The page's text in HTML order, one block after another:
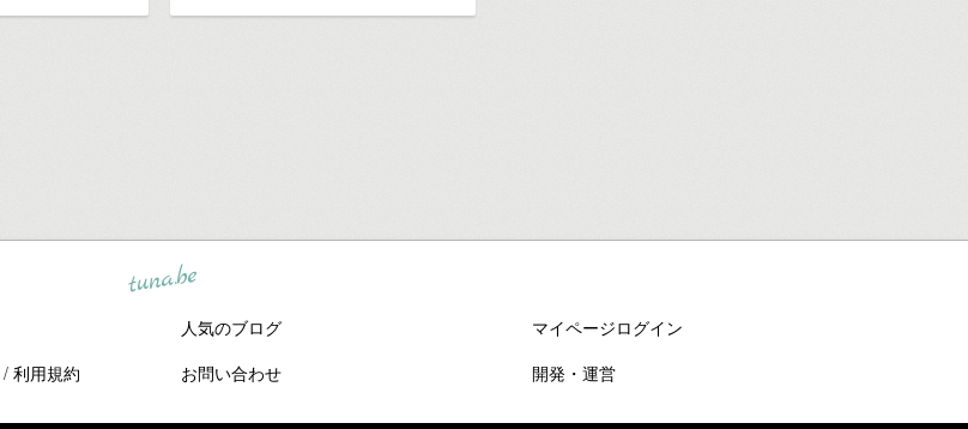
tuna.be
人気のブログ
マイページログイン
/ 利用規約 お問い合わせ 開発・運営